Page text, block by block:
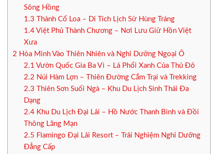
Sông Hồng
1.3 Thành Cổ Loa – Di Tích Lịch Sử Hùng Tráng
1.4Việt Phủ Thành Chương – Nơi Lưu Giữ Hồn Việt
Xưa
2 Hòa Mình Vào Thiên Nhiên và Nghỉ Dưỡng Ngoại Ô
2.1 Vườn Quốc Gia Ba Vì – Lá Phổi Xanh Của Thủ Đô
2.2 Núi Hàm Lợn – Thiên Đường Cắm Trại và Trekking
2.3 Thiên Sơn Suối Ngà – Khu Du Lịch Sinh Thái Đa
Dạng
2.4Khu Du Lịch Đại Lải – Hồ Nước Thanh Bình và Đồi
Thông Lãng Mạn
2.5 Flamingo Đại Lải Resort – Trải Nghiệm Nghỉ Dưỡng
Đẳng Cấp